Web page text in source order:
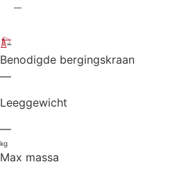
—
Benodigde bergingskraan
—
Leeggewicht
—
kg
Max massa